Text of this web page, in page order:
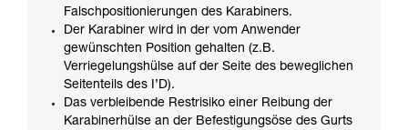
Falschpositionierungen des Karabiners.
Der Karabiner wird in der vom Anwender
gewünschten Position gehalten (z.B.
Verriegelungshülse auf der Seite des beweglichen
Seitenteils des I’D).
Das verbleibende Restrisiko einer Reibung der
Karabinerhülse an der Befestigungsöse des Gurts